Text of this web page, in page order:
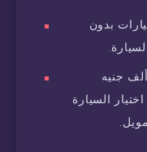
بدون
للقرض يصل إلى 750 ألف جنيه
السيارة